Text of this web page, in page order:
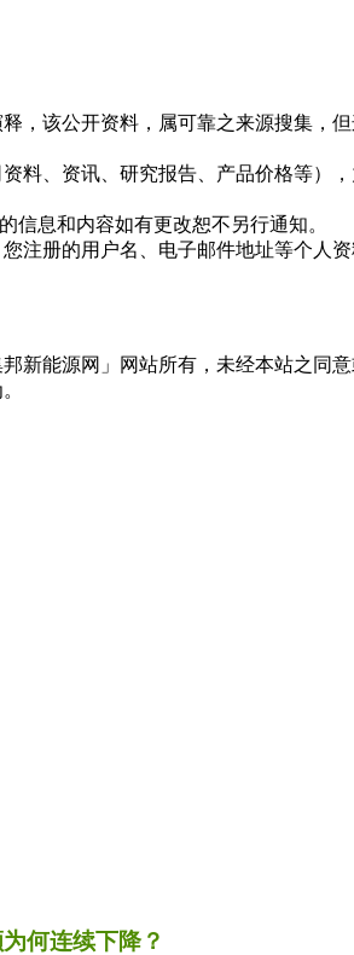
，该公开资料，属可靠之来源搜集
料、资讯、研究报告、产品价格等
信息和内容如有更改恕不另行通知。
注册的用户名、电子邮件地址等个人
新能源网」网站所有，未经本站之
何连续下降？